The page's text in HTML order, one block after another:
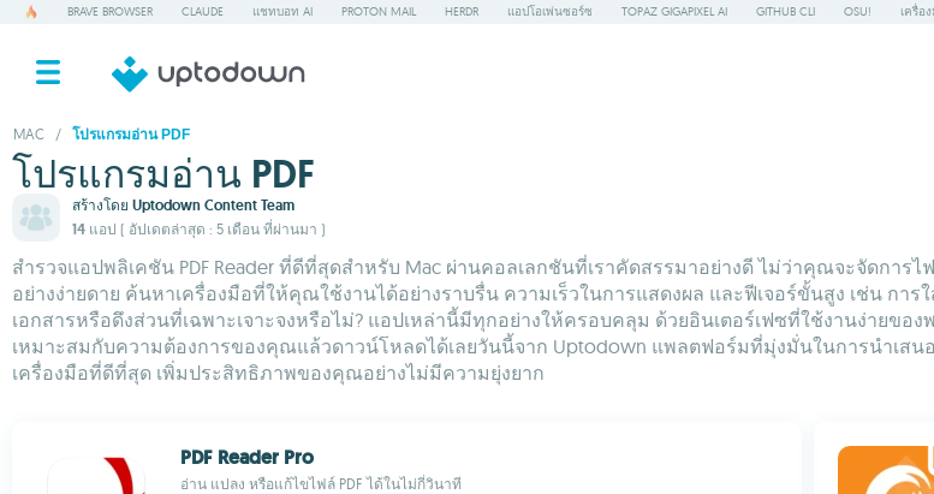
BRAVE BROWSER CLAUDE แชทบอท AI PROTON MAIL HERDR แอปโอเพ่นซอร์ซ TOPAZ GIGAPIXEL AI GITHUB CLI OSU! เครื่อ
MAC / โปรแกรมอ่าน PDF
โปรแกรมอ่าน PDF
สร้างโดย Uptodown Content Team
14 แอป ( อัปเดตล่าสุด : 5 เดือน ที่ผ่านมา )
สำรวจแอปพลิเคชัน PDF Reader ที่ดีที่สุดสำหรับ Mac ผ่านคอลเลกชันที่เราคัดสรรมาอย่างดี ไม่ว่าคุณจะจัดกา
อย่างง่ายดาย ค้นหาเครื่องมือที่ให้คุณใช้งานได้อย่างราบรื่น ความเร็วในการแสดงผล และฟีเจอร์ขั้นสูง เช่น กา
เอกสารหรือดึงส่วนที่เฉพาะเจาะจงหรือไม่? แอปเหล่านี้มีทุกอย่างให้ครอบคลุม ด้วยอินเตอร์เฟซที่ใช้งานง่าย
เหมาะสมกับความต้องการของคุณแล้วดาวน์โหลดได้เลยวันนี้จาก Uptodown แพลตฟอร์มที่มุ่งมั่นในการนำเ
เครื่องมือที่ดีที่สุด เพิ่มประสิทธิภาพของคุณอย่างไม่มีความยุ่งยาก
PDF Reader Pro
อ่าน แปลง หรือแก้ไขไฟล์ PDF ได้ในไม่กี่วินาที